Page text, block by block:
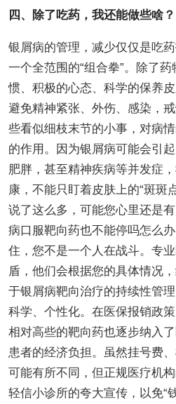
四、除了吃药，我还能做些啥？
银屑病的管理，减少仅仅是吃
一个全范围的“组合拳”。除了
惯、积极的心态、科学的保养
避免精神紧张、外伤、感染，
些看似细枝末节的小事，对病
的作用。因为银屑病可能会引
肥胖，甚至精神疾病等并发症
康，不能只盯着皮肤上的“斑斑点
说了这么多，可能您心里还是
病口服靶向药也不能停吗怎么
住，您不是一个人在战斗。专
盾，他们会根据您的具体情况
于银屑病靶向治疗的持续性管
科学、个性化。在医保报销政
相对高些的靶向药也逐步纳入
患者的经济负担。虽然挂号费
可能有所不同，但正规医疗机
轻信小诊所的夸大宣传，以免“